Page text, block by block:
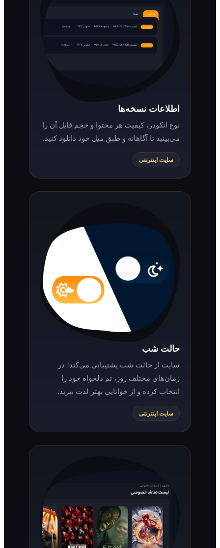
اطلاعات نسخه‌ها
نوع انکودر، کیفیت هر محتوا و حجم فایل آن را
می‌بینید تا آگاهانه و طبق میل خود دانلود کنید.
سایت اینترنتی
حالت شب
سایت از حالت شب پشتیبانی می‌کند؛ در
زمان‌های مختلف روز، تم دلخواه خود را
انتخاب کرده و از خوانایی بهتر لذت ببرید.
سایت اینترنتی